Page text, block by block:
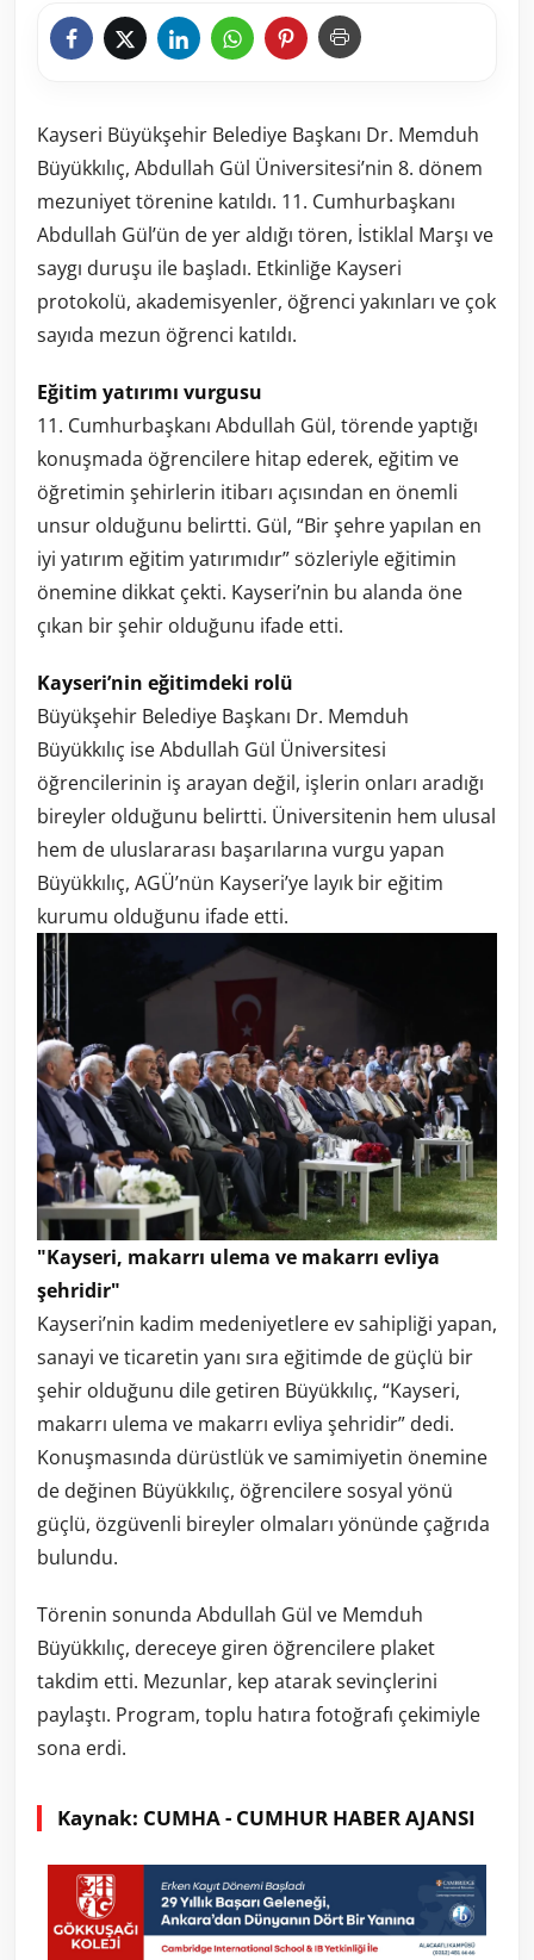
Kayseri Büyükşehir Belediye Başkanı Dr. Memduh
Büyükkılıç, Abdullah Gül Üniversitesi’nin 8. dönem
mezuniyet törenine katıldı. 11. Cumhurbaşkanı
Abdullah Gül’ün de yer aldığı tören, İstiklal Marşı ve
saygı duruşu ile başladı. Etkinliğe Kayseri
protokolü, akademisyenler, öğrenci yakınları ve çok
sayıda mezun öğrenci katıldı.
Eğitim yatırımı vurgusu
11. Cumhurbaşkanı Abdullah Gül, törende yaptığı
konuşmada öğrencilere hitap ederek, eğitim ve
öğretimin şehirlerin itibarı açısından en önemli
unsur olduğunu belirtti. Gül, “Bir şehre yapılan en
iyi yatırım eğitim yatırımıdır” sözleriyle eğitimin
önemine dikkat çekti. Kayseri’nin bu alanda öne
çıkan bir şehir olduğunu ifade etti.
Kayseri’nin eğitimdeki rolü
Büyükşehir Belediye Başkanı Dr. Memduh
Büyükkılıç ise Abdullah Gül Üniversitesi
öğrencilerinin iş arayan değil, işlerin onları aradığı
bireyler olduğunu belirtti. Üniversitenin hem ulusal
hem de uluslararası başarılarına vurgu yapan
Büyükkılıç, AGÜ’nün Kayseri’ye layık bir eğitim
kurumu olduğunu ifade etti.
"Kayseri, makarrı ulema ve makarrı evliya
şehridir"
Kayseri’nin kadim medeniyetlere ev sahipliği yapan,
sanayi ve ticaretin yanı sıra eğitimde de güçlü bir
şehir olduğunu dile getiren Büyükkılıç, “Kayseri,
makarrı ulema ve makarrı evliya şehridir” dedi.
Konuşmasında dürüstlük ve samimiyetin önemine
de değinen Büyükkılıç, öğrencilere sosyal yönü
güçlü, özgüvenli bireyler olmaları yönünde çağrıda
bulundu.
Törenin sonunda Abdullah Gül ve Memduh
Büyükkılıç, dereceye giren öğrencilere plaket
takdim etti. Mezunlar, kep atarak sevinçlerini
paylaştı. Program, toplu hatıra fotoğrafı çekimiyle
sona erdi.
Kaynak: CUMHA - CUMHUR HABER AJANSI